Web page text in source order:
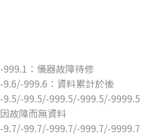
-999.1：儀器故障待修
-9.6/-999.6：資料累計於後
-9.5/-99.5/-999.5/-999.5/-9999.5：
因故障而無資料
-9.7/-99.7/-999.7/-999.7/-9999.7：